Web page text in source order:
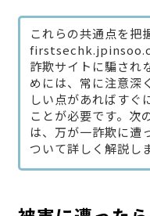
これらの共通点を把
詐欺サイトに騙され
めには、常に注意深
しい点があればすぐ
ことが必要です。次
は、万が一詐欺に遭
ついて詳しく解説し